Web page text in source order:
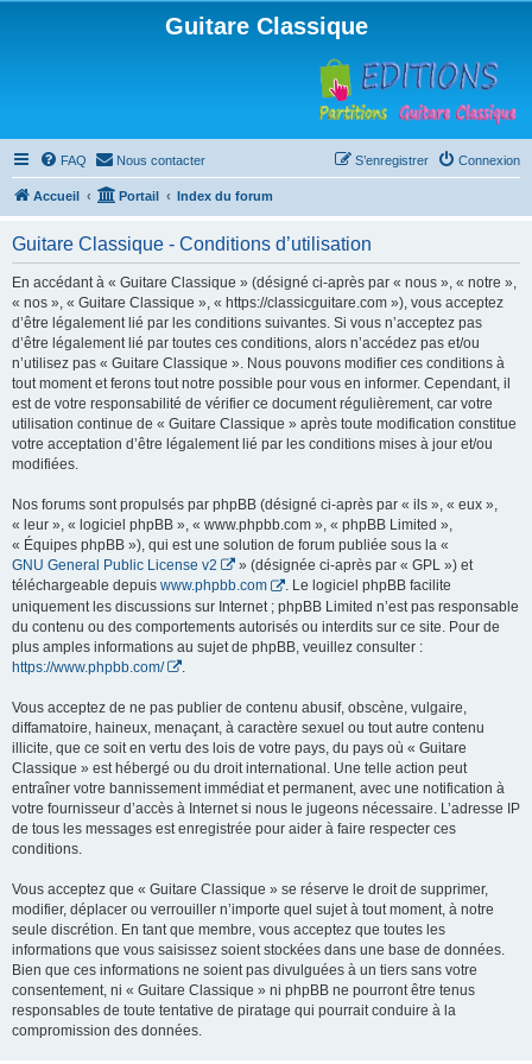
Guitare Classique
FAQ Nous contacter Connexion
S’enregistrer
Accueil Portail Index du forum
Guitare Classique - Conditions d’utilisation
En accédant à « Guitare Classique » (désigné ci-après par « nous », « notre »,
« nos », « Guitare Classique », « https://classicguitare.com »), vous acceptez
d’être légalement lié par les conditions suivantes. Si vous n’acceptez pas
d’être légalement lié par toutes ces conditions, alors n’accédez pas et/ou
n’utilisez pas « Guitare Classique ». Nous pouvons modifier ces conditions à
tout moment et ferons tout notre possible pour vous en informer. Cependant, il
est de votre responsabilité de vérifier ce document régulièrement, car votre
utilisation continue de « Guitare Classique » après toute modification constitue
votre acceptation d’être légalement lié par les conditions mises à jour et/ou
modifiées.
Nos forums sont propulsés par phpBB (désigné ci-après par « ils », « eux »,
« leur », « logiciel phpBB », « www.phpbb.com », « phpBB Limited »,
« Équipes phpBB »), qui est une solution de forum publiée sous la «
GNU General Public License v2
» (désignée ci-après par « GPL ») et
téléchargeable depuis www.phpbb.com
. Le logiciel phpBB facilite
uniquement les discussions sur Internet ; phpBB Limited n’est pas responsable
du contenu ou des comportements autorisés ou interdits sur ce site. Pour de
plus amples informations au sujet de phpBB, veuillez consulter :
https://www.phpbb.com/
Vous acceptez de ne pas publier de contenu abusif, obscène, vulgaire,
diffamatoire, haineux, menaçant, à caractère sexuel ou tout autre contenu
illicite, que ce soit en vertu des lois de votre pays, du pays où « Guitare
Classique » est hébergé ou du droit international. Une telle action peut
entraîner votre bannissement immédiat et permanent, avec une notification à
votre fournisseur d’accès à Internet si nous le jugeons nécessaire. L’adresse IP
de tous les messages est enregistrée pour aider à faire respecter ces
conditions.
Vous acceptez que « Guitare Classique » se réserve le droit de supprimer,
modifier, déplacer ou verrouiller n’importe quel sujet à tout moment, à notre
seule discrétion. En tant que membre, vous acceptez que toutes les
informations que vous saisissez soient stockées dans une base de données.
Bien que ces informations ne soient pas divulguées à un tiers sans votre
consentement, ni « Guitare Classique » ni phpBB ne pourront être tenus
responsables de toute tentative de piratage qui pourrait conduire à la
compromission des données.